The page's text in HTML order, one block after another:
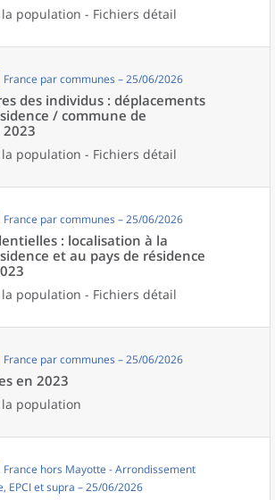
population - Fichiers détail
France par communes – 25/06/2026
des individus : déplacements
/ commune de
population - Fichiers détail
France par communes – 25/06/2026
: localisation à la
et au pays de résidence
population - Fichiers détail
France par communes – 25/06/2026
en 2023
population
France hors Mayotte - Arrondissement
EPCI et supra – 25/06/2026